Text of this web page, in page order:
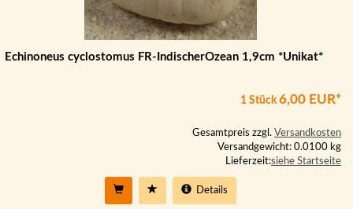
Echinoneus cyclostomus FR-IndischerOzean 1,9cm *Unikat*
1 Stück6,00 EUR*
Gesamtpreis zzgl. Versandkosten
Versandgewicht: 0.0100 kg
Lieferzeit:siehe Startseite
Details